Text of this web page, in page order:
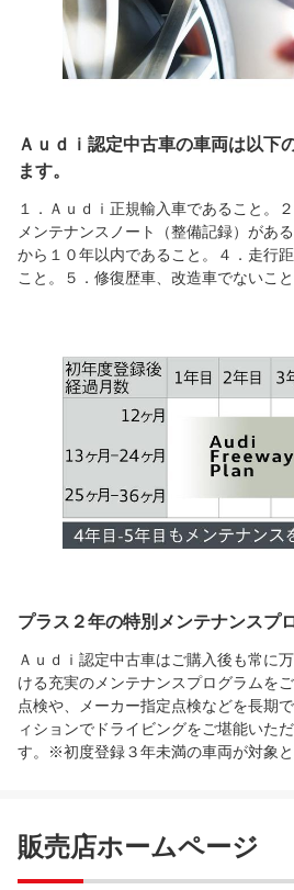
Ａｕｄｉ認定中古車の車両は以下
ます。
１．Ａｕｄｉ正規輸入車であること。
メンテナンスノート（整備記録）があ
から１０年以内であること。４．走行
こと。５．修復歴車、改造車でないこと
プラス２年の特別メンテナンスプ
Ａｕｄｉ認定中古車はご購入後も常に
ける充実のメンテナンスプログラムを
点検や、メーカー指定点検などを長期
ィションでドライビングをご堪能いた
す。※初度登録３年未満の車両が対象
販売店ホームページ